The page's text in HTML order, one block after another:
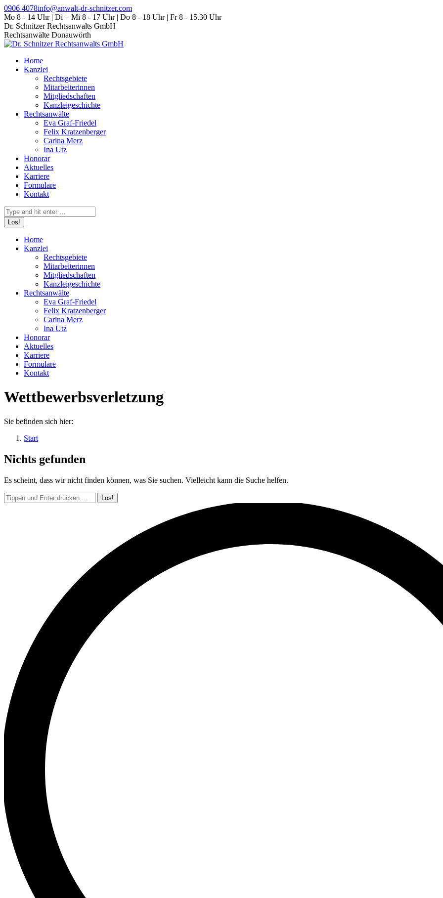
Zum
Inhalt
springen
0906 4078info@anwalt-dr-schnitzer.com
Mo 8 - 14 Uhr | Di + Mi 8 - 17 Uhr | Do 8 - 18 Uhr | Fr 8 - 15.30 Uhr
Dr. Schnitzer Rechtsanwalts GmbH
Rechtsanwälte Donauwörth
Home
Kanzlei
Rechtsgebiete
Mitarbeiterinnen
Mitgliedschaften
Kanzleigeschichte
Rechtsanwälte
Eva Graf-Friedel
Felix Kratzenberger
Carina Merz
Ina Utz
Honorar
Aktuelles
Karriere
Formulare
Kontakt
Search:
Home
Kanzlei
Rechtsgebiete
Mitarbeiterinnen
Mitgliedschaften
Kanzleigeschichte
Rechtsanwälte
Eva Graf-Friedel
Felix Kratzenberger
Carina Merz
Ina Utz
Honorar
Aktuelles
Karriere
Formulare
Kontakt
Wettbewerbsverletzung
Sie befinden sich hier:
Start
Nichts gefunden
Es scheint, dass wir nicht finden können, was Sie suchen. Vielleicht kann die Suche helfen.
Search: